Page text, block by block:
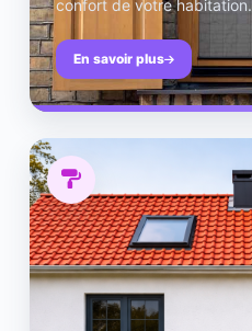
confort de votre habitation.
En savoir plus